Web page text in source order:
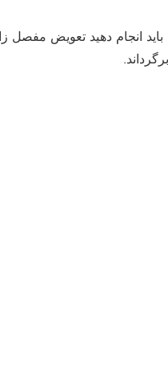
انجام دهید تعویض مفصل